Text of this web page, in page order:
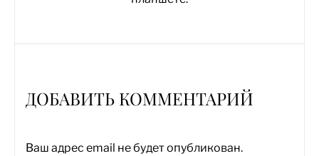
ДОБАВИТЬ КОММЕНТАРИЙ
Ваш адрес email не будет опубликован.